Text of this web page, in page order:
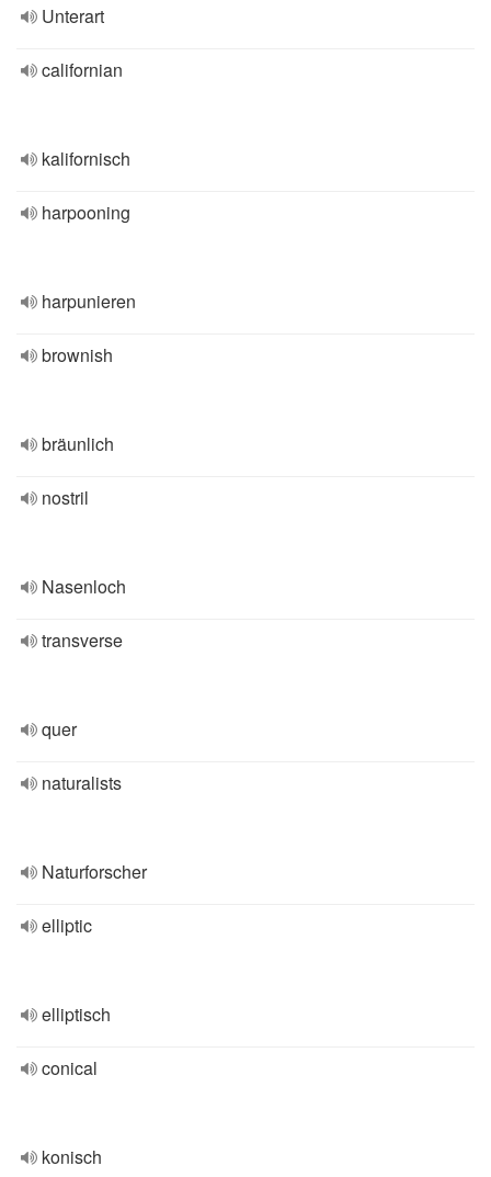
Unterart
californian
kalifornisch
harpooning
harpunieren
brownish
bräunlich
nostril
Nasenloch
transverse
quer
naturalists
Naturforscher
elliptic
elliptisch
conical
konisch